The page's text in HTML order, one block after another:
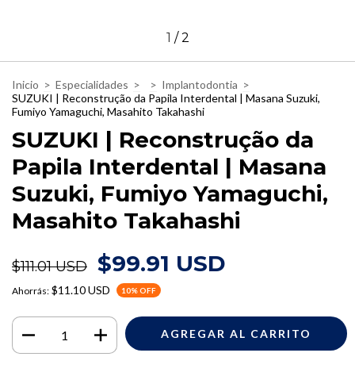
1 /2
Inicio > Especialidades > > Implantodontia >
SUZUKI | Reconstrução da Papila Interdental | Masana Suzuki,
Fumiyo Yamaguchi, Masahito Takahashi
SUZUKI | Reconstrução da
Papila Interdental | Masana
Suzuki, Fumiyo Yamaguchi,
Masahito Takahashi
$111.01 USD $99.91 USD
Ahorrás: $11.10 USD 10% OFF